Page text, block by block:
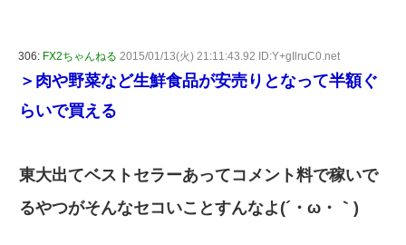
306: FX2ちゃんねる 2015/01/13(火) 21:11:43.92 ID:Y+gIlruC0.net
＞肉や野菜など生鮮食品が安売りとなって半額ぐ
らいで買える
東大出てベストセラーあってコメント料で稼いで
るやつがそんなセコいことすんなよ(´・ω・｀)